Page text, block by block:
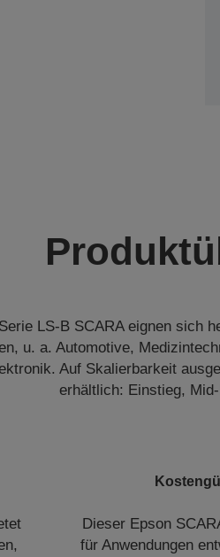
LS-B SCARA eignen sich
u. a. Automotive,
Auf Skalierbarkeit
erhältlich: Einstieg,
Dieser Epson
für Anwendungen